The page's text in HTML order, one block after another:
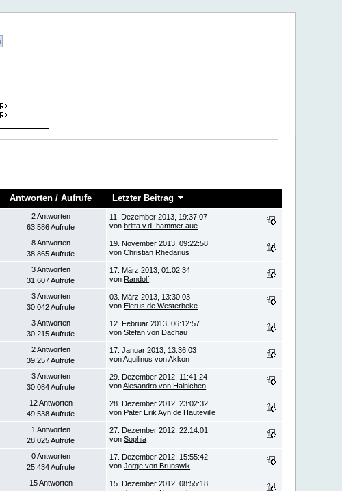
Antworten/ Aufrufe Letzter Beitrag
2 Antworten
63.586 Aufrufe
11. Dezember 2013, 19:37:07
vonbritta v.d. hammer aue
8 Antworten
38.865 Aufrufe
19. November 2013, 09:22:58
vonChristian Rhedarius
3 Antworten
31.607 Aufrufe
17. März 2013, 01:02:34
vonRandolf
3 Antworten
30.042 Aufrufe
03. März 2013, 13:30:03
vonElerus de Westerbeke
3 Antworten
30.215 Aufrufe
12. Februar 2013, 06:12:57
vonStefan von Dachau
2 Antworten
39.257 Aufrufe
17. Januar 2013, 13:36:03
von Aquilinus von Akkon
3 Antworten
30.084 Aufrufe
29. Dezember 2012, 11:41:24
vonAlesandro von Hainichen
12 Antworten
49.538 Aufrufe
28. Dezember 2012, 23:02:32
vonPater Erik Ayn de Hauteville
1 Antworten
28.025 Aufrufe
27. Dezember 2012, 22:14:01
vonSophia
0 Antworten
25.434 Aufrufe
17. Dezember 2012, 15:55:42
vonJorge von Brunswik
15 Antworten
15. Dezember 2012, 08:55:18